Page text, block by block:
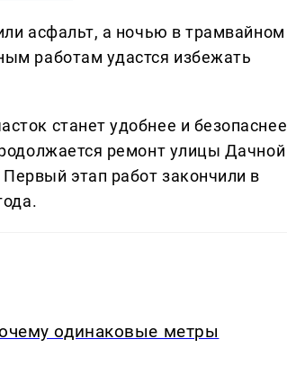
асфальт, а ночью в трамвайном
работам удастся избежать
станет удобнее и безопаснее
ремонт улицы Дачной
этап работ закончили в
одинаковые метры